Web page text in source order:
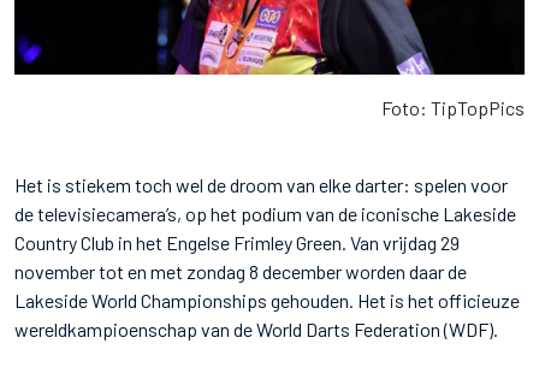
Foto: TipTopPics
Het is stiekem toch wel de droom van elke darter: spelen voor
de televisiecamera’s, op het podium van de iconische Lakeside
Country Club in het Engelse Frimley Green. Van vrijdag 29
november tot en met zondag 8 december worden daar de
Lakeside World Championships gehouden. Het is het officieuze
wereldkampioenschap van de World Darts Federation (WDF).